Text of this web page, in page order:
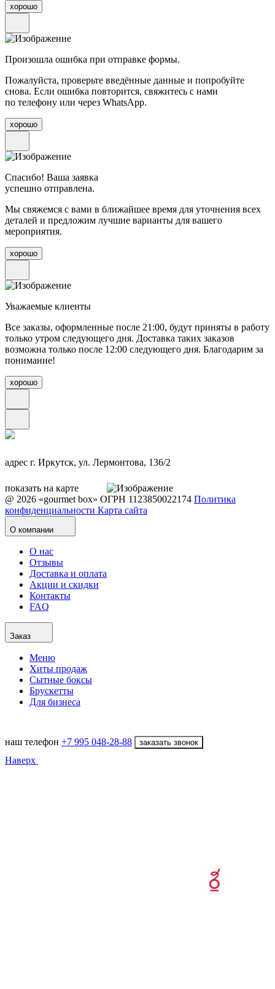
хорошо
Произошла ошибка при отправке формы.
Пожалуйста, проверьте введённые данные и попробуйте
снова. Если ошибка повторится, свяжитесь с нами
по телефону или через WhatsApp.
хорошо
Спасибо! Ваша заявка
успешно отправлена.
Мы свяжемся с вами в ближайшее время для уточнения всех
деталей и предложим лучшие варианты для вашего
мероприятия.
хорошо
Уважаемые клиенты
Все заказы, оформленные после 21:00, будут приняты в работу
только утром следующего дня. Доставка таких заказов
возможна только после 12:00 следующего дня. Благодарим за
понимание!
хорошо
адрес г. Иркутск, ул. Лермонтова, 136/2
показать на карте
@ 2026 «gourmet box» ОГРН 1123850022174 Политика
конфиденциальности Карта сайта
О компании
О нас
Отзывы
Доставка и оплата
Акции и скидки
Контакты
FAQ
Заказ
Меню
Хиты продаж
Сытные боксы
Брускетты
Для бизнеса
наш телефон +7 995 048-28-88 заказать звонок
Наверх